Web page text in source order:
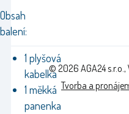
Obsah
balení:
1 plyšová
kabelka
1 měkká
panenka
© 2026 AGA24
Tvorba a